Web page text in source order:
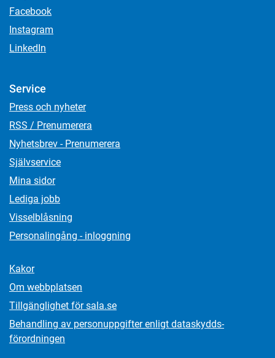
Facebook
Instagram
LinkedIn
Service
Press och nyheter
RSS / Prenumerera
Nyhetsbrev - Prenumerera
Självservice
Mina sidor
Lediga jobb
Visselblåsning
Personalingång - inloggning
Kakor
Om webbplatsen
Tillgänglighet för sala.se
Behandling av personuppgifter enligt dataskydds­
förordningen